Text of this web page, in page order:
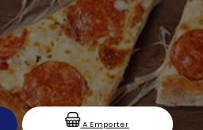
A Emporter